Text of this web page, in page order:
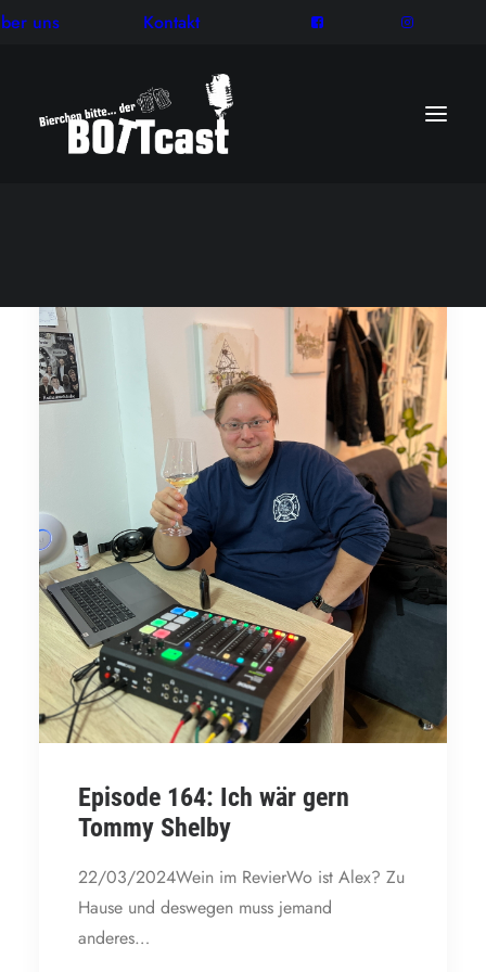
uns Kontakt
Episode 164: Ich wär gern
Tommy Shelby
22/03/2024Wein im RevierWo ist Alex? Zu
Hause und deswegen muss jemand
anderes…